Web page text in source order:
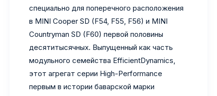
специально для поперечного расположения
в MINI Cooper SD (F54, F55, F56) и MINI
Countryman SD (F60) первой половины
десятитысячных. Выпущенный как часть
модульного семейства EfficientDynamics,
этот агрегат серии High-Performance
первым в истории баварской марки